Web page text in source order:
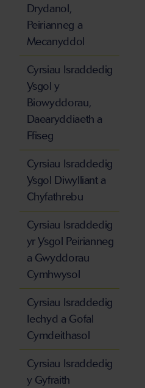
Drydanol,
Peirianneg a
Mecanyddol
Cyrsiau Israddedig
Ysgol y
Biowyddorau,
Daearyddiaeth a
Ffiseg
Cyrsiau Israddedig
Ysgol Diwylliant a
Chyfathrebu
Cyrsiau Israddedig
yr Ysgol Peirianneg
a Gwyddorau
Cymhwysol
Cyrsiau Israddedig
Iechyd a Gofal
Cymdeithasol
Cyrsiau Israddedig
y Gyfraith